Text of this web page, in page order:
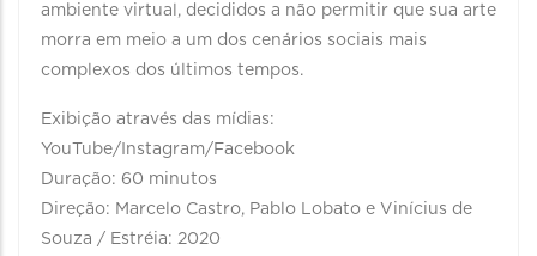
ambiente virtual, decididos a não permitir que sua arte
morra em meio a um dos cenários sociais mais
complexos dos últimos tempos.
Exibição através das mídias:
YouTube/Instagram/Facebook
Duração: 60 minutos
Direção: Marcelo Castro, Pablo Lobato e Vinícius de
Souza / Estréia: 2020